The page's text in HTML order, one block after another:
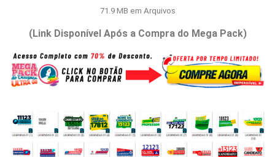
71.9 MB em Arquivos
(Link Disponível Após a Compra do Mega Pack)